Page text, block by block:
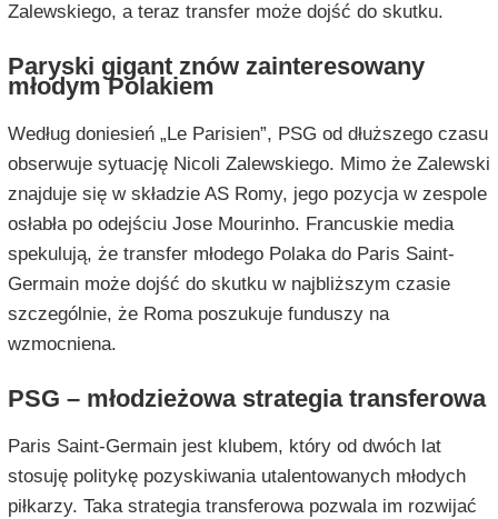
Zalewskiego, a teraz transfer może dojść do skutku.
Paryski gigant znów zainteresowany
młodym Polakiem
Według doniesień „Le Parisien”, PSG od dłuższego czasu
obserwuje sytuację Nicoli Zalewskiego. Mimo że Zalewski
znajduje się w składzie AS Romy, jego pozycja w zespole
osłabła po odejściu Jose Mourinho. Francuskie media
spekulują, że transfer młodego Polaka do Paris Saint-
Germain może dojść do skutku w najbliższym czasie
szczególnie, że Roma poszukuje funduszy na
wzmocniena.
PSG – młodzieżowa strategia transferowa
Paris Saint-Germain jest klubem, który od dwóch lat
stosuję politykę pozyskiwania utalentowanych młodych
piłkarzy. Taka strategia transferowa pozwala im rozwijać